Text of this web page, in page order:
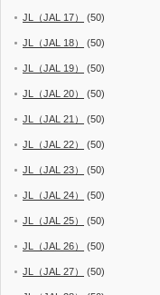
JL（JAL 17） (50)
JL（JAL 18） (50)
JL（JAL 19） (50)
JL（JAL 20） (50)
JL（JAL 21） (50)
JL（JAL 22） (50)
JL（JAL 23） (50)
JL（JAL 24） (50)
JL（JAL 25） (50)
JL（JAL 26） (50)
JL（JAL 27） (50)